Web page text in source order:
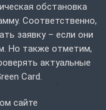
обстановка
Соответственно,
заявку – если они
Но также отметим,
актуальные
Card.
сайте